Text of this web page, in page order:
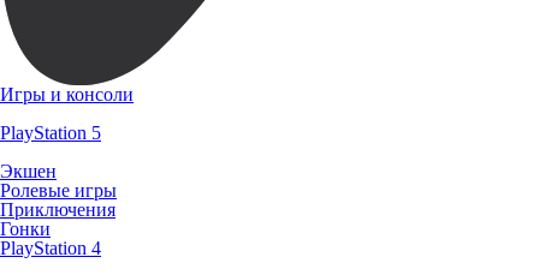
Игры и консоли
PlayStation 5
Экшен
Ролевые игры
Приключения
Гонки
PlayStation 4